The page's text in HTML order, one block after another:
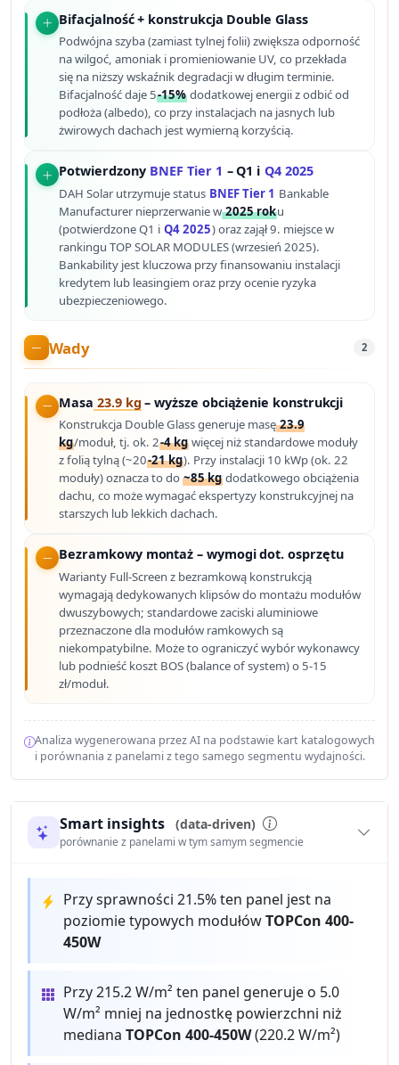
Bifacjalność + konstrukcja Double Glass
Podwójna szyba (zamiast tylnej folii) zwiększa odporność
na wilgoć, amoniak i promieniowanie UV, co przekłada
się na niższy wskaźnik degradacji w długim terminie.
Bifacjalność daje 5-15% dodatkowej energii z odbić od
podłoża (albedo), co przy instalacjach na jasnych lub
żwirowych dachach jest wymierną korzyścią.
Potwierdzony BNEF Tier 1 – Q1 i Q4 2025
DAH Solar utrzymuje status BNEF Tier 1 Bankable
Manufacturer nieprzerwanie w2025 roku
(potwierdzone Q1 i Q4 2025) oraz zajął 9. miejsce w
rankingu TOP SOLAR MODULES (wrzesień 2025).
Bankability jest kluczowa przy finansowaniu instalacji
kredytem lub leasingiem oraz przy ocenie ryzyka
ubezpieczeniowego.
Wady 2
Masa 23.9 kg – wyższe obciążenie konstrukcji
Konstrukcja Double Glass generuje masę23.9
kg/moduł, tj. ok. 2-4 kg więcej niż standardowe moduły
z folią tylną (~20-21 kg). Przy instalacji 10 kWp (ok. 22
moduły) oznacza to do~85 kg dodatkowego obciążenia
dachu, co może wymagać ekspertyzy konstrukcyjnej na
starszych lub lekkich dachach.
Bezramkowy montaż – wymogi dot. osprzętu
Warianty Full-Screen z bezramkową konstrukcją
wymagają dedykowanych klipsów do montażu modułów
dwuszybowych; standardowe zaciski aluminiowe
przeznaczone dla modułów ramkowych są
niekompatybilne. Może to ograniczyć wybór wykonawcy
lub podnieść koszt BOS (balance of system) o 5-15
zł/moduł.
Analiza wygenerowana przez AI na podstawie kart katalogowych
i porównania z panelami z tego samego segmentu wydajności.
Smart insights (data-driven)
porównanie z panelami w tym samym segmencie
Przy sprawności 21.5% ten panel jest na
poziomie typowych modułówTOPCon 400-
450W
Przy 215.2 W/m² ten panel generuje o 5.0
W/m² mniej na jednostkę powierzchni niż
medianaTOPCon 400-450W(220.2 W/m²)